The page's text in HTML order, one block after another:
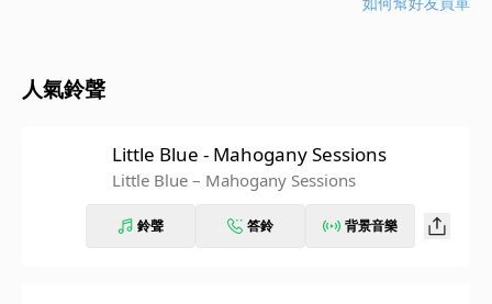
人氣鈴聲
Little Blue - Mahogany Sessions
Little Blue – Mahogany Sessions
鈴聲 答鈴 背景音樂